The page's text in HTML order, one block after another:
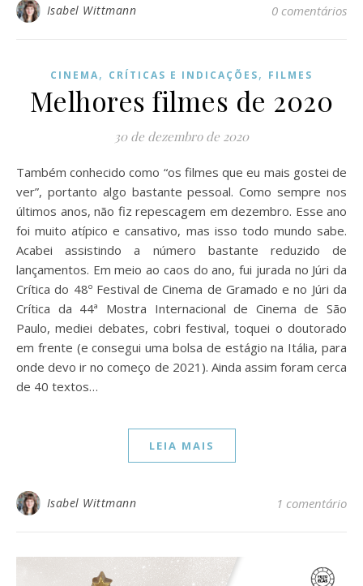
Isabel Wittmann 0 comentários
CINEMA, CRÍTICAS E INDICAÇÕES, FILMES
Melhores filmes de 2020
30 de dezembro de 2020
Também conhecido como “os filmes que eu mais gostei de
ver”, portanto algo bastante pessoal. Como sempre nos
últimos anos, não fiz repescagem em dezembro. Esse ano
foi muito atípico e cansativo, mas isso todo mundo sabe.
Acabei assistindo a número bastante reduzido de
lançamentos. Em meio ao caos do ano, fui jurada no Júri da
Crítica do 48º Festival de Cinema de Gramado e no Júri da
Crítica da 44ª Mostra Internacional de Cinema de São
Paulo, mediei debates, cobri festival, toquei o doutorado
em frente (e consegui uma bolsa de estágio na Itália, para
onde devo ir no começo de 2021). Ainda assim foram cerca
de 40 textos…
LEIA MAIS
Isabel Wittmann 1 comentário